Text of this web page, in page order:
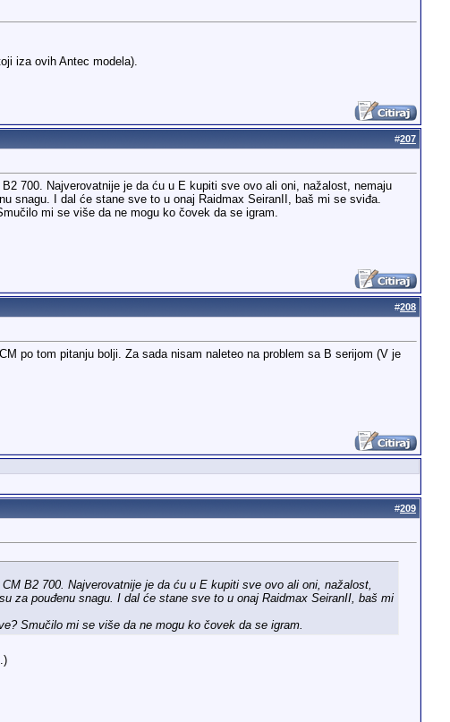
iza ovih Antec modela).
#207
700. Najverovatnije je da ću u E kupiti sve ovo ali oni, nažalost, nemaju
snagu. I dal će stane sve to u onaj Raidmax SeiranII, baš mi se sviđa.
mi se više da ne mogu ko čovek da se igram.
#208
po tom pitanju bolji. Za sada nisam naleteo na problem sa B serijom (V je
#209
B2 700. Najverovatnije je da ću u E kupiti sve ovo ali oni, nažalost,
za pouđenu snagu. I dal će stane sve to u onaj Raidmax SeiranII, baš mi
Smučilo mi se više da ne mogu ko čovek da se igram.